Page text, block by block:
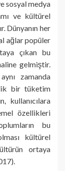
sosyal medya
ve kültürel
Dünyanın her
ağlar popüler
çıkan bu
gelmiştir.
zamanda
bir tüketim
kullanıcılara
özellikleri
bu
kültürel
ortaya